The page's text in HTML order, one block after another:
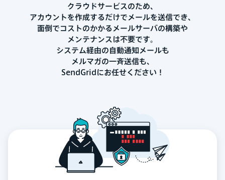
クラウドサービスのため、
アカウントを作成するだけでメールを送信でき、
面倒でコストのかかるメールサーバの構築や
メンテナンスは不要です。
システム経由の自動通知メールも
メルマガの一斉送信も、
SendGridにお任せください！